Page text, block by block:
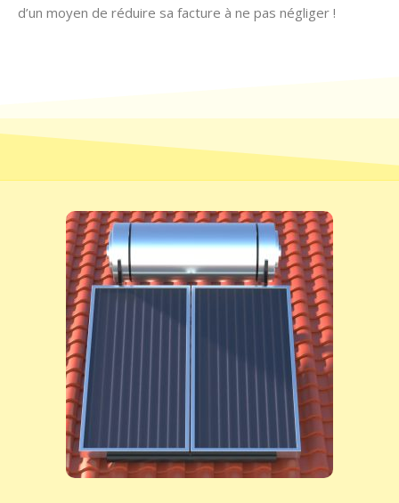
d’un moyen de réduire sa facture à ne pas négliger !